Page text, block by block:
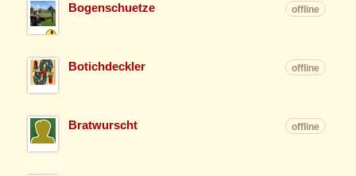
Bogenschuetze offline
Botichdeckler offline
Bratwurscht offline